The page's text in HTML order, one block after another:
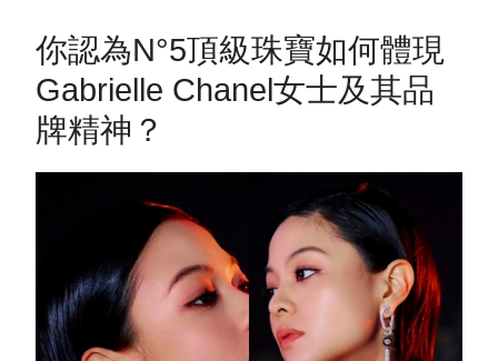
你認為N°5頂級珠寶如何體現
Gabrielle Chanel女士及其品
牌精神？